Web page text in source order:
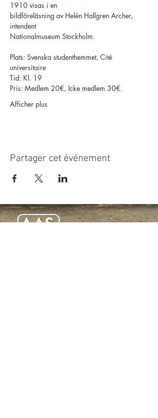
1910 visas i en
bildföreläsning av Helén Hallgren Archer,
intendent
Nationalmuseum Stockholm.
Plats: Svenska studenthemmet, Cité
universitaire
Tid: Kl. 19
Pris: Medlem 20€, Icke medlem 30€.
Afficher plus
Partager cet événement